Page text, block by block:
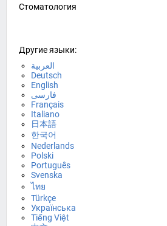
Стоматология
Другие языки:
العربية
Deutsch
English
فارسی
Français
Italiano
日本語
한국어
Nederlands
Polski
Português
Svenska
ไทย
Türkçe
Українська
Tiếng Việt